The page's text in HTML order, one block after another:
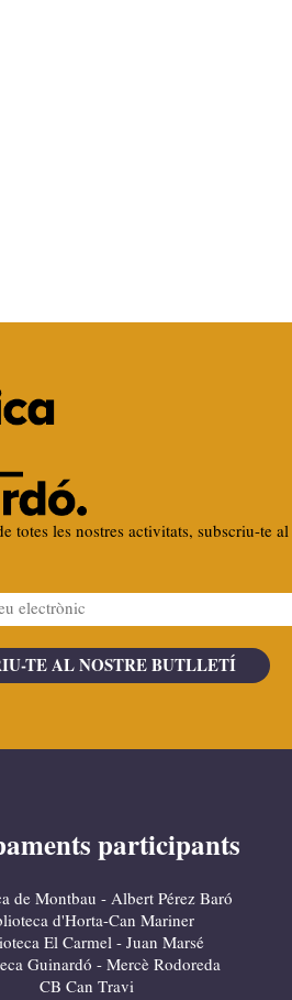
totes les nostres activitats, subscriu-te al
participants
de Montbau - Albert Pérez Baró
d'Horta-Can Mariner
El Carmel - Juan Marsé
Guinardó - Mercè Rodoreda
CB Can Travi